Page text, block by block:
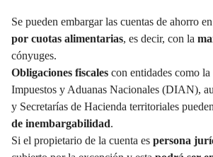
Se pueden embargar las cuentas de ahorro
por cuotas alimentarias, es decir, con la
cónyuges.
Obligaciones fiscales con entidades como
Impuestos y Aduanas Nacionales (DIAN),
y Secretarías de Hacienda territoriales pueden
de inembargabilidad.
Si el propietario de la cuenta es persona